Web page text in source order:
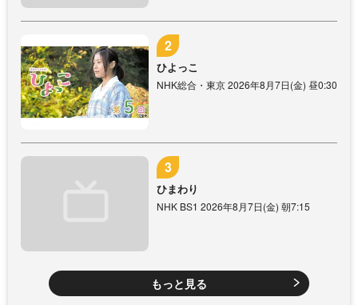
ひよっこ
NHK総合・東京 2026年8月7日(金) 昼0:30
ひまわり
NHK BS1 2026年8月7日(金) 朝7:15
もっと見る